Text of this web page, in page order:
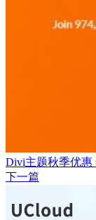
Divi主题秋季优惠
下一篇